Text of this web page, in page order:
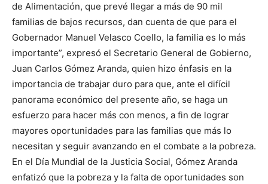
de Alimentación, que prevé llegar a más de 90 mil
familias de bajos recursos, dan cuenta de que para el
Gobernador Manuel Velasco Coello, la familia es lo más
importante”, expresó el Secretario General de Gobierno,
Juan Carlos Gómez Aranda, quien hizo énfasis en la
importancia de trabajar duro para que, ante el difícil
panorama económico del presente año, se haga un
esfuerzo para hacer más con menos, a fin de lograr
mayores oportunidades para las familias que más lo
necesitan y seguir avanzando en el combate a la pobreza.
En el Día Mundial de la Justicia Social, Gómez Aranda
enfatizó que la pobreza y la falta de oportunidades son